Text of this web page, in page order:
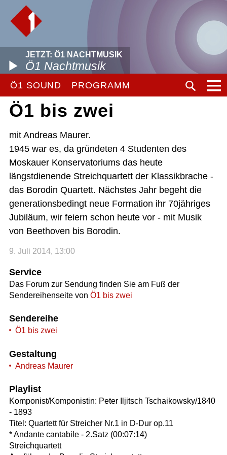
JETZT: Ö1 NACHTMUSIK
Ö1 Nachtmusik
Ö1 SOUND PROGRAMM
Ö1 bis zwei
mit Andreas Maurer.
1945 war es, da gründeten 4 Studenten des
Moskauer Konservatoriums das heute
längstdienende Streichquartett der Klassikbrache -
das Borodin Quartett. Nächstes Jahr begeht die
generationsbedingt neue Formation ihr 70jähriges
Jubiläum, wir feiern schon heute vor - mit Musik
von Beethoven bis Borodin.
9. Juli 2014, 13:00
Service
Das Forum zur Sendung finden Sie am Fuß der
Sendereihenseite von Ö1 bis zwei
Sendereihe
Ö1 bis zwei
Gestaltung
Andreas Maurer
Playlist
Komponist/Komponistin: Peter Iljitsch Tschaikowsky/1840
- 1893
Titel: Quartett für Streicher Nr.1 in D-Dur op.11
* Andante cantabile - 2.Satz (00:07:14)
Streichquartett